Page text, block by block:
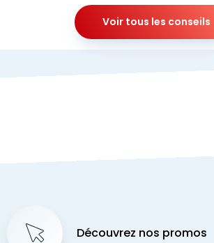
Voir tous les conseils
Découvrez nos promos